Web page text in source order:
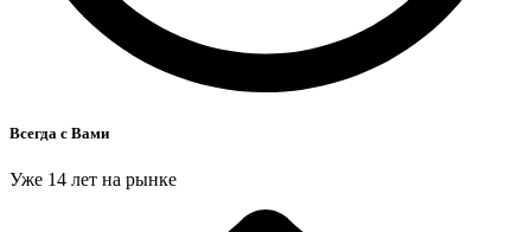
Всегда с Вами
Уже 14 лет на рынке